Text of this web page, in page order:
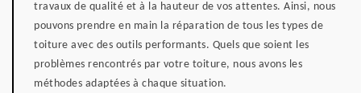
travaux de qualité et à la hauteur de vos attentes. Ainsi, nous
pouvons prendre en main la réparation de tous les types de
toiture avec des outils performants. Quels que soient les
problèmes rencontrés par votre toiture, nous avons les
méthodes adaptées à chaque situation.